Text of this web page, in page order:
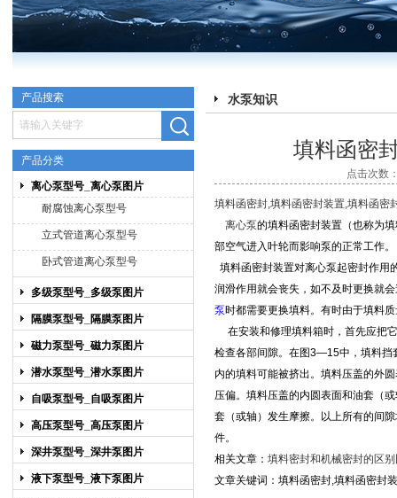
上海博禹泵业有限公司
产品搜索
产品分类
离心泵型号_离心泵图片
耐腐蚀离心泵型号
立式管道离心泵型号
卧式管道离心泵型号
多级泵型号_多级泵图片
隔膜泵型号_隔膜泵图片
磁力泵型号_磁力泵图片
潜水泵型号_潜水泵图片
自吸泵型号_自吸泵图片
高压泵型号_高压泵图片
深井泵型号_深井泵图片
液下泵型号_液下泵图片
水泵知识
填料函密
点击次数
填料函密封,填料函密封装置,填料函密
离心泵的填料函密封装置（也称为
部空气进入叶轮而影响泵的正常工作。
填料函密封装置对离心泵起密封作用
润滑作用就会丧失，如不及时更换就
泵时都需要更换填料。有时由于填料
在安装和修理填料箱时，首先应把
检查各部间隙。在图3—15中，填料挡
内的填料可能被挤出。填料压盖的外
压偏。填料压盖的内圆表面和油套（
套（或轴）发生摩擦。以上所有的间
件。
相关文章： 填料密封和机械密封的区
文章关键词：填料函密封,填料函密封